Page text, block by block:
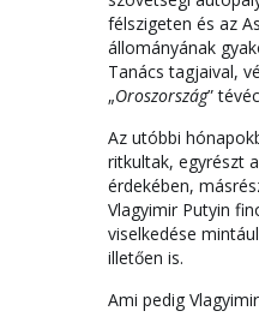
félszigeten és az
állományának
Tanács tagjaival,
„Oroszország”
Az utóbbi
ritkultak, egyrészt
érdekében,
Vlagyimir Putyin
viselkedése
illetően is.
Ami pedig